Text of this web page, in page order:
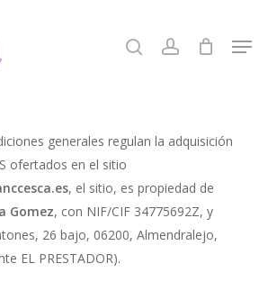
search account
generales regulan la adquisición
ofertados en el sitio
, el sitio, es propiedad de
Gomez, con NIF/CIF 34775692Z, y
26 bajo, 06200, Almendralejo,
EL PRESTADOR).
Close